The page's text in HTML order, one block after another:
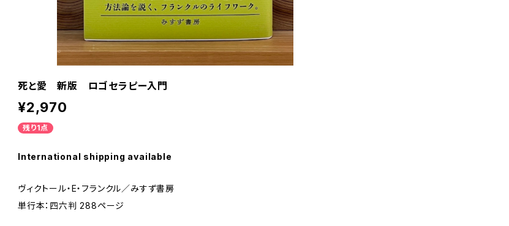
死と愛 新版 ロゴセラピー入門
¥2,970
残り1点
International shipping available
ヴィクトール・E・フランクル／みすず書房
単行本：四六判 288ページ